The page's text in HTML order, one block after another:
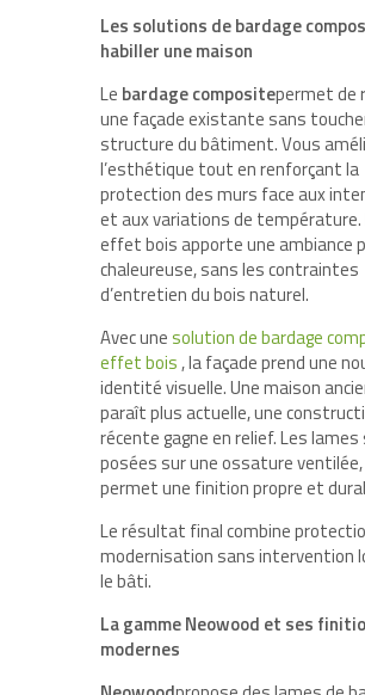
Les solutions de bardage
habiller une maison
Le bardage compositepermet de
une façade existante sans
structure du bâtiment. Vous
l’esthétique tout en renforçant la
protection des murs face aux
et aux variations de température.
effet bois apporte une ambiance
chaleureuse, sans les contraintes
d’entretien du bois naturel.
Avec unesolution de bardage
effet bois, la façade prend une
identité visuelle. Une maison
paraît plus actuelle, une
récente gagne en relief. Les
posées sur une ossature ventilée,
permet une finition propre et
Le résultat final combine
modernisation sans intervention
le bâti.
La gamme Neowood et ses
modernes